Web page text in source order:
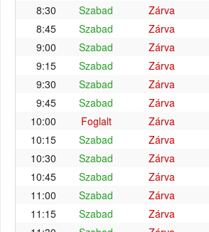
8:30
Szabad Zárva
8:45
Szabad Zárva
9:00
Szabad Zárva
9:15
Szabad Zárva
9:30
Szabad Zárva
9:45
Szabad Zárva
10:00
Foglalt Zárva
10:15
Szabad Zárva
10:30
Szabad Zárva
10:45
Szabad Zárva
11:00
Szabad Zárva
11:15
Szabad Zárva